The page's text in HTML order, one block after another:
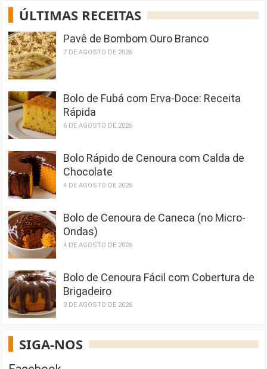
ÚLTIMAS RECEITAS
Pavê de Bombom Ouro Branco
7 DE AGOSTO DE 2026
Bolo de Fubá com Erva-Doce: Receita
Rápida
6 DE AGOSTO DE 2026
Bolo Rápido de Cenoura com Calda de
Chocolate
4 DE AGOSTO DE 2026
Bolo de Cenoura de Caneca (no Micro-
Ondas)
4 DE AGOSTO DE 2026
Bolo de Cenoura Fácil com Cobertura de
Brigadeiro
3 DE AGOSTO DE 2026
SIGA-NOS